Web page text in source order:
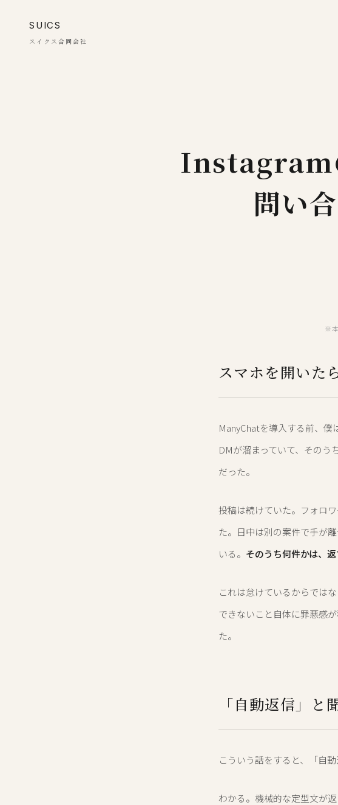
SUICS
スイクス合同会社
Instagram
問い
※本
スマホを開いた
ManyChatを導入する前、
DMが溜まっていて、そのう
だった。
投稿は続けていた。フォロ
た。日中は別の案件で手が
いる。 そのうち何件かは、
これは怠けているからでは
できないこと自体に罪悪感
た。
「自動返信」と
こういう話をすると、「自
わかる。機械的な定型文が